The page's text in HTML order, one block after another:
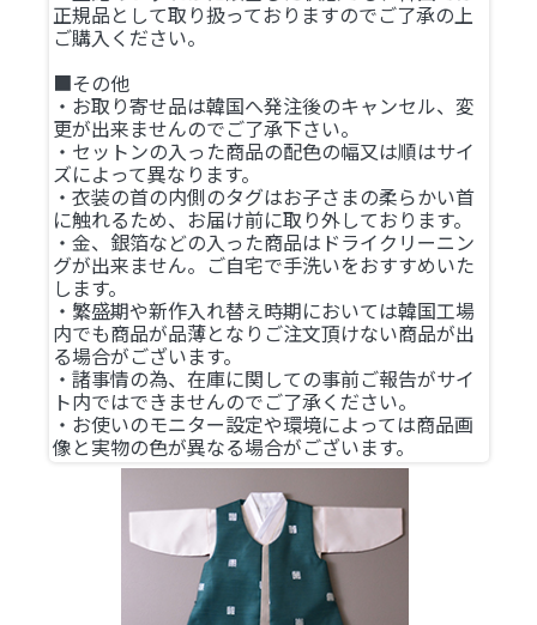
正規品として取り扱っておりますのでご了承の上
ご購入ください。
■その他
・お取り寄せ品は韓国へ発注後のキャンセル、変
更が出来ませんのでご了承下さい。
・セットンの入った商品の配色の幅又は順はサイ
ズによって異なります。
・衣装の首の内側のタグはお子さまの柔らかい首
に触れるため、お届け前に取り外しております。
・金、銀箔などの入った商品はドライクリーニン
グが出来ません。ご自宅で手洗いをおすすめいた
します。
・繁盛期や新作入れ替え時期においては韓国工場
内でも商品が品薄となりご注文頂けない商品が出
る場合がございます。
・諸事情の為、在庫に関しての事前ご報告がサイ
ト内ではできませんのでご了承ください。
・お使いのモニター設定や環境によっては商品画
像と実物の色が異なる場合がございます。